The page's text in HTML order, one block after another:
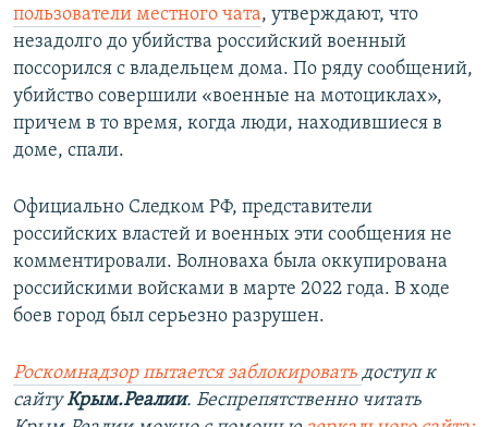
пользователи местного чата, утверждают, что
незадолго до убийства российский военный
поссорился с владельцем дома. По ряду сообщений,
убийство совершили «военные на мотоциклах»,
причем в то время, когда люди, находившиеся в
доме, спали.
Официально Следком РФ, представители
российских властей и военных эти сообщения не
комментировали. Волноваха была оккупирована
российскими войсками в марте 2022 года. В ходе
боев город был серьезно разрушен.
Роскомнадзор пытается заблокировать доступ к
сайтуКрым.Реалии. Беспрепятственно читать